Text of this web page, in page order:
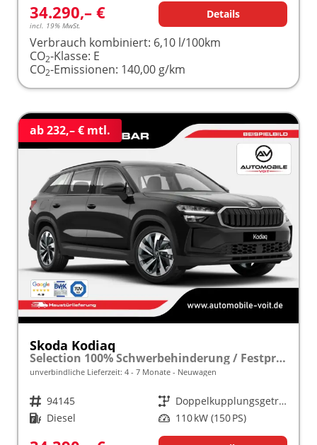
34.290,– €
incl. 19% MwSt.
Details
Verbrauch kombiniert: 6,10 l/100km
CO2-Klasse: E
CO2-Emissionen: 140,00 g/km
ab 232,– € mtl.
Skoda Kodiaq
Selection 100% Schwerbehinderung / Festpreisgarantie* Modelljahr 2.0 TDI 150PS DSG "Sonderangebot bei Schwerbehinderung" frei konfigurierbar!
unverbindliche Lieferzeit: 4 - 7 Monate Neuwagen
Fahrzeugnr. 94145 Getriebe
Doppelkupplungsgetriebe (DSG)
Kraftstoff Diesel Leistung 110 kW (150 PS)